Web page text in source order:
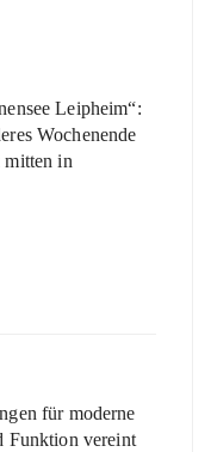
Leipheim“:
Wochenende
mitten in
für moderne
Funktion vereint